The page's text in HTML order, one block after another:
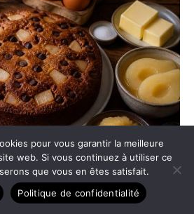
facile et délicieuse
pour vous garantir la meilleure
web. Si vous continuez à utiliser ce
que vous en êtes satisfait.
Politique de confidentialité